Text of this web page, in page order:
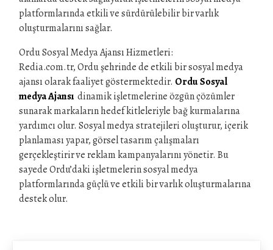
platformlarında etkili ve sürdürülebilir bir varlık
oluşturmalarını sağlar.
Ordu Sosyal Medya Ajansı Hizmetleri:
Redia.com.tr, Ordu şehrinde de etkili bir sosyal medya
ajansı olarak faaliyet göstermektedir. Ordu Sosyal
medya Ajansı dinamik işletmelerine özgün çözümler
sunarak markaların hedef kitleleriyle bağ kurmalarına
yardımcı olur. Sosyal medya stratejileri oluşturur, içerik
planlaması yapar, görsel tasarım çalışmaları
gerçekleştirir ve reklam kampanyalarını yönetir. Bu
sayede Ordu’daki işletmelerin sosyal medya
platformlarında güçlü ve etkili bir varlık oluşturmalarına
destek olur.